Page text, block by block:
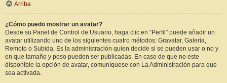
Arriba
¿Cómo puedo mostrar un avatar?
Desde su Panel de Control de Usuario, haga clic en “Perfil” puede añadir un
avatar utilizando uno de los siguientes cuatro métodos: Gravatar, Galería,
Remoto o Subida. Es la administración quien decide si se pueden usar o no y
en que tamaño y peso pueden ser publicadas. En caso de que no este
disponible la opción de avatar, comuníquese con La Administración para que
sea activada.